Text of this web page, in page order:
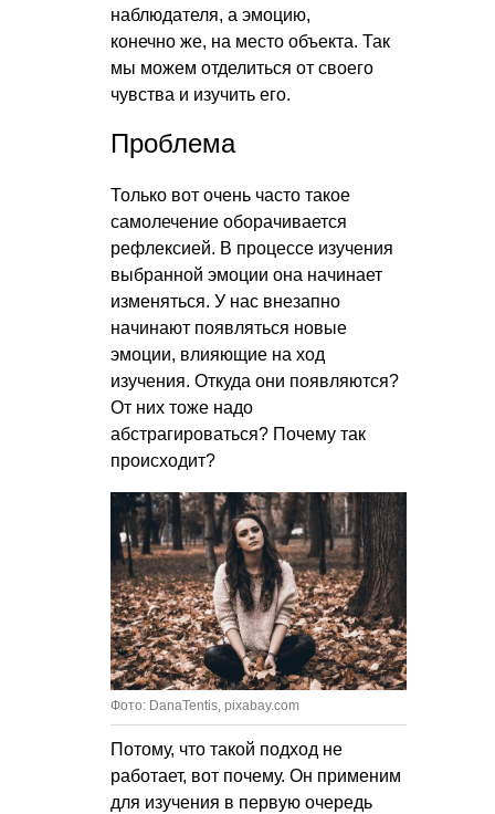
наблюдателя, а эмоцию,
конечно же, на место объекта. Так
мы можем отделиться от своего
чувства и изучить его.
Проблема
Только вот очень часто такое
самолечение оборачивается
рефлексией. В процессе изучения
выбранной эмоции она начинает
изменяться. У нас внезапно
начинают появляться новые
эмоции, влияющие на ход
изучения. Откуда они появляются?
От них тоже надо
абстрагироваться? Почему так
происходит?
Фото: DanaTentis, pixabay.com
Потому, что такой подход не
работает, вот почему. Он применим
для изучения в первую очередь